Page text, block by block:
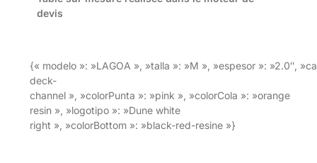
devis
{« modelo »: »LAGOA », »talla »: »M », »espesor »: »2.0″,
deck-
channel », »colorPunta »: »pink », »colorCola »: »orange
resin », »logotipo »: »Dune white
right », »colorBottom »: »black-red-resine »}